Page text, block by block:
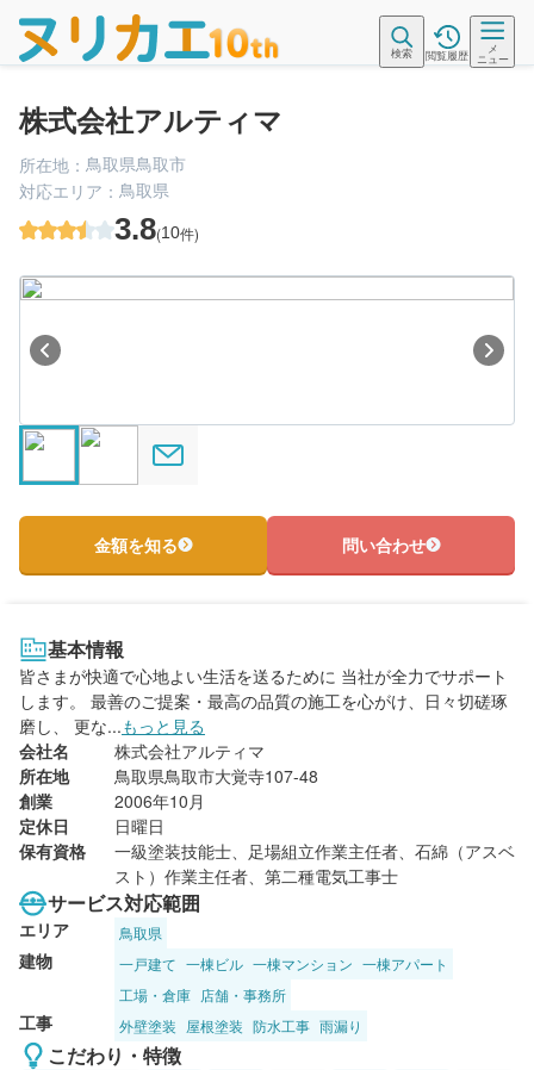
検索 閲覧履歴
メ
ニュー
株式会社アルティマ
所在地： 鳥取県鳥取市
対応エリア： 鳥取県
3.8(10件)
金額を知る 問い合わせ
基本情報
皆さまが快適で心地よい生活を送るために 当社が全力でサポート
します。 最善のご提案・最高の品質の施工を心がけ、日々切磋琢
磨し、 更な...もっと見る
会社名
株式会社アルティマ
所在地
鳥取県鳥取市大覚寺107-48
創業
2006年10月
定休日
日曜日
保有資格
一級塗装技能士、足場組立作業主任者、石綿（アスベ
スト）作業主任者、第二種電気工事士
サービス対応範囲
エリア 鳥取県
建物 一戸建て 一棟ビル 一棟マンション 一棟アパート
工場・倉庫 店舗・事務所
工事 外壁塗装 屋根塗装 防水工事 雨漏り
こだわり・特徴